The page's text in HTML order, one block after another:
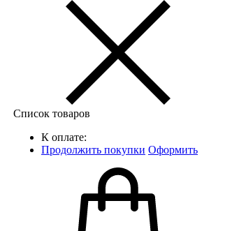
Список товаров
К оплате:
Продолжить покупки Оформить